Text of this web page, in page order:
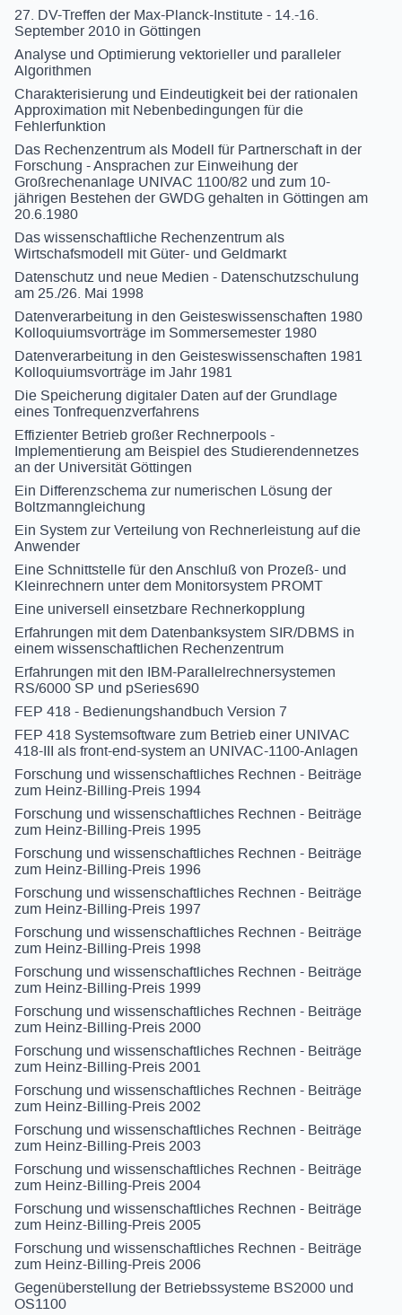
27. DV-Treffen der Max-Planck-Institute - 14.-16.
September 2010 in Göttingen
Analyse und Optimierung vektorieller und paralleler
Algorithmen
Charakterisierung und Eindeutigkeit bei der rationalen
Approximation mit Nebenbedingungen für die
Fehlerfunktion
Das Rechenzentrum als Modell für Partnerschaft in der
Forschung - Ansprachen zur Einweihung der
Großrechenanlage UNIVAC 1100/82 und zum 10-
jährigen Bestehen der GWDG gehalten in Göttingen am
20.6.1980
Das wissenschaftliche Rechenzentrum als
Wirtschafsmodell mit Güter- und Geldmarkt
Datenschutz und neue Medien - Datenschutzschulung
am 25./26. Mai 1998
Datenverarbeitung in den Geisteswissenschaften 1980
Kolloquiumsvorträge im Sommersemester 1980
Datenverarbeitung in den Geisteswissenschaften 1981
Kolloquiumsvorträge im Jahr 1981
Die Speicherung digitaler Daten auf der Grundlage
eines Tonfrequenzverfahrens
Effizienter Betrieb großer Rechnerpools -
Implementierung am Beispiel des Studierendennetzes
an der Universität Göttingen
Ein Differenzschema zur numerischen Lösung der
Boltzmanngleichung
Ein System zur Verteilung von Rechnerleistung auf die
Anwender
Eine Schnittstelle für den Anschluß von Prozeß- und
Kleinrechnern unter dem Monitorsystem PROMT
Eine universell einsetzbare Rechnerkopplung
Erfahrungen mit dem Datenbanksystem SIR/DBMS in
einem wissenschaftlichen Rechenzentrum
Erfahrungen mit den IBM-Parallelrechnersystemen
RS/6000 SP und pSeries690
FEP 418 - Bedienungshandbuch Version 7
FEP 418 Systemsoftware zum Betrieb einer UNIVAC
418-III als front-end-system an UNIVAC-1100-Anlagen
Forschung und wissenschaftliches Rechnen - Beiträge
zum Heinz-Billing-Preis 1994
Forschung und wissenschaftliches Rechnen - Beiträge
zum Heinz-Billing-Preis 1995
Forschung und wissenschaftliches Rechnen - Beiträge
zum Heinz-Billing-Preis 1996
Forschung und wissenschaftliches Rechnen - Beiträge
zum Heinz-Billing-Preis 1997
Forschung und wissenschaftliches Rechnen - Beiträge
zum Heinz-Billing-Preis 1998
Forschung und wissenschaftliches Rechnen - Beiträge
zum Heinz-Billing-Preis 1999
Forschung und wissenschaftliches Rechnen - Beiträge
zum Heinz-Billing-Preis 2000
Forschung und wissenschaftliches Rechnen - Beiträge
zum Heinz-Billing-Preis 2001
Forschung und wissenschaftliches Rechnen - Beiträge
zum Heinz-Billing-Preis 2002
Forschung und wissenschaftliches Rechnen - Beiträge
zum Heinz-Billing-Preis 2003
Forschung und wissenschaftliches Rechnen - Beiträge
zum Heinz-Billing-Preis 2004
Forschung und wissenschaftliches Rechnen - Beiträge
zum Heinz-Billing-Preis 2005
Forschung und wissenschaftliches Rechnen - Beiträge
zum Heinz-Billing-Preis 2006
Gegenüberstellung der Betriebssysteme BS2000 und
OS1100